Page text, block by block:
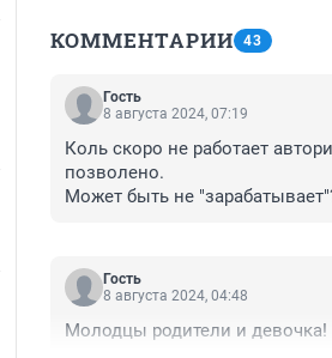
КОММЕНТАРИИ 43
Гость
8 августа 2024, 07:19
Коль скоро не работает
позволено.
Может быть не
Гость
8 августа 2024, 04:48
Молодцы родители и девочка!